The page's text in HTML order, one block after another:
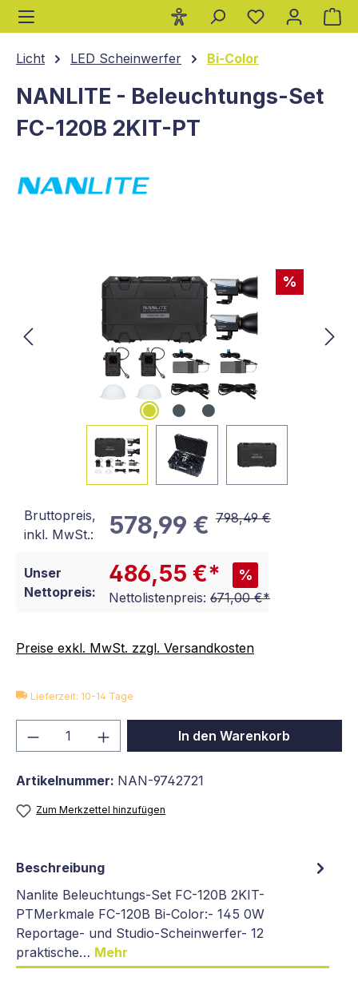
springen
Licht LED Scheinwerfer Bi-Color
NANLITE - Beleuchtungs-Set
FC-120B 2KIT-PT
%
Bruttopreis,
inkl. MwSt.:
578,99 € 798,49 €
Unser
Nettopreis:
486,55 €* %
Nettolistenpreis: 671,00 €*
Preise exkl. MwSt. zzgl. Versandkosten
Lieferzeit: 10-14 Tage
Produkt Anzahl: Gib denIn den Warenkorb
Artikelnummer: NAN-9742721
Zum Merkzettel hinzufügen
Beschreibung
Nanlite Beleuchtungs-Set FC-120B 2KIT-
PTMerkmale FC-120B Bi-Color:- 145 0W
Reportage- und Studio-Scheinwerfer- 12
praktische… Mehr